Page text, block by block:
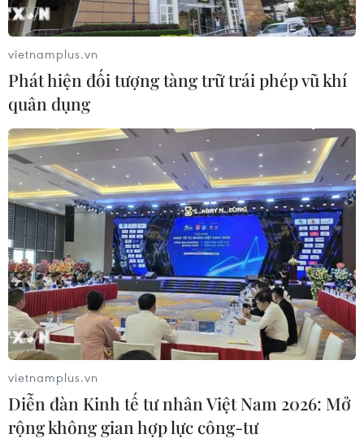
và chỉ có 7,8% xã, phường là vùng vàng. Số xã vùng
cam, đỏ hiện chỉ chiếm 1,5%.
Ngày 27/7: Số ca mắc mới COVID-19 tăng
vọt lên lên 1.761 ca
27/07/2022 11:17
Bản tin phòng chống dịch COVID-19 của Bộ Y tế ngày
27/7 cho biết ca COVID-19 mới tăng lên 1.761 - cao hơn
vietnamplus.vn
Phát hiện đối tượng tàng trữ trái phép vũ khí
quân dụng
vietnamplus.vn
Diễn đàn Kinh tế tư nhân Việt Nam 2026: Mở
rộng không gian hợp lực công-tư